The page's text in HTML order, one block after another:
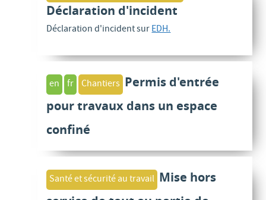
Déclaration d'incident
Déclaration d'incident surEDH.
en fr Chantiers Permis d'entrée
pour travaux dans un espace
confiné
Santé et sécurité au travail Mise hors